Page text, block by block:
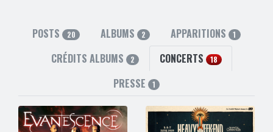
POSTS 20 ALBUMS 2 APPARITIONS 1
CRÉDITS ALBUMS 2 CONCERTS 18
PRESSE 1